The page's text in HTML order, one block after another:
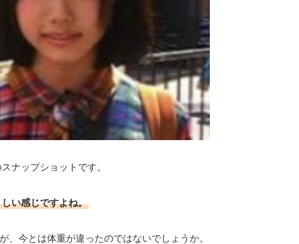
ナップショットです。
い感じですよね。
、今とは体重が違ったのではないでしょうか。